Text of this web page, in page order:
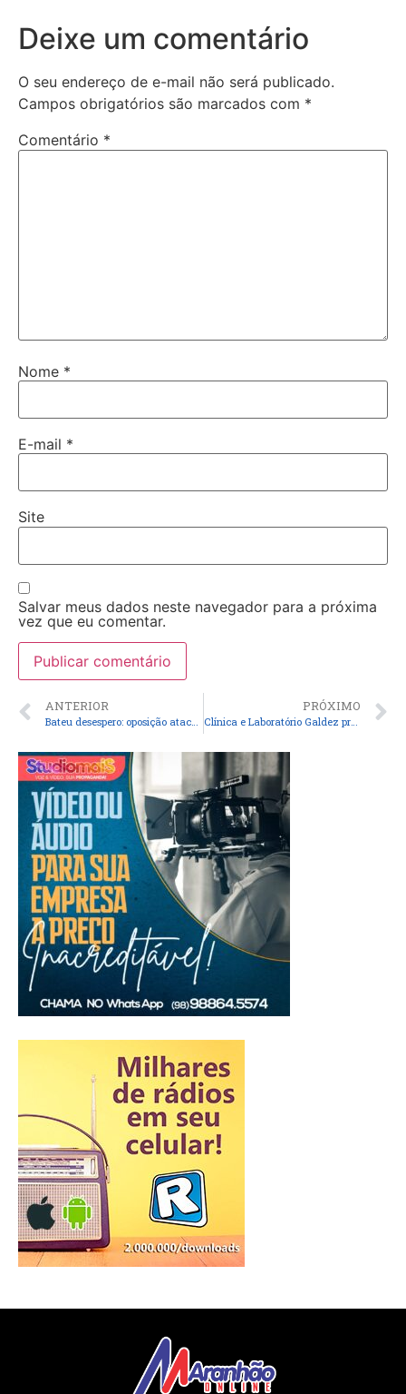
Deixe um comentário
O seu endereço de e-mail não será publicado.
Campos obrigatórios são marcados com *
Comentário *
Nome *
E-mail *
Site
Salvar meus dados neste navegador para a próxima
vez que eu comentar.
ANTERIOR PRÓXIMO
Clínica e Laboratório Galdez promovem ação de saúde e conscientização em clima de Carnaval na Praça da Família, em Pinheiro-MA